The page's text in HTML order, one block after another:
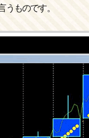
うものです。